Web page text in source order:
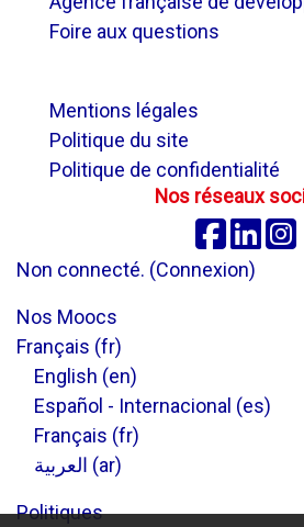
Foire aux questions
Mentions légales
Politique du site
Politique de confidentialité
Nos réseaux
Facebook
Non connecté. (Connexion)
Nos Moocs
Français ‎(fr)‎
English ‎(en)‎
Español - Internacional ‎(es)‎
Français ‎(fr)‎
العربية ‎(ar)‎
Politiques